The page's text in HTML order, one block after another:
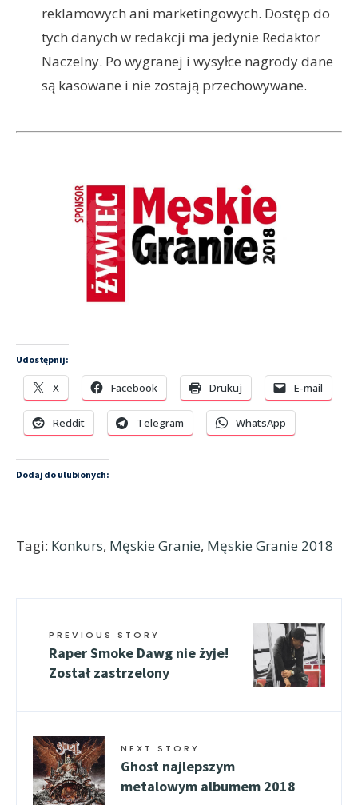
reklamowych ani marketingowych. Dostęp do
tych danych w redakcji ma jedynie Redaktor
Naczelny. Po wygranej i wysyłce nagrody dane
są kasowane i nie zostają przechowywane.
Udostępnij:
X Facebook Drukuj E-mail
Reddit Telegram WhatsApp
Dodaj do ulubionych:
Tagi: Konkurs, Męskie Granie, Męskie Granie 2018
PREVIOUS STORY
Raper Smoke Dawg nie żyje!
Został zastrzelony
NEXT STORY
Ghost najlepszym
metalowym albumem 2018